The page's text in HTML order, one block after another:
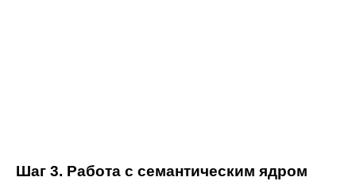
Шаг 3. Работа с семантическим ядром